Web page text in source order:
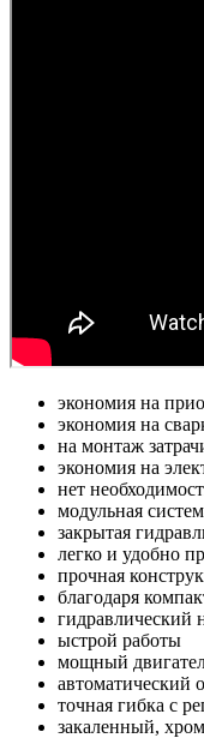
экономия на
экономия на
на монтаж
экономия на
нет
модульная
закрытая
легко и удобно
прочная
благодаря
гидравлический
ыстрой работы
мощный
автоматический
точная гибка с
закаленный,